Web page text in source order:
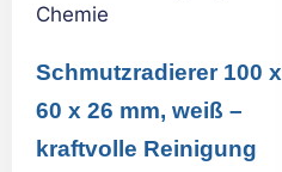
Schmutzradierer 100 x
60 x 26 mm, weiß –
kraftvolle Reinigung